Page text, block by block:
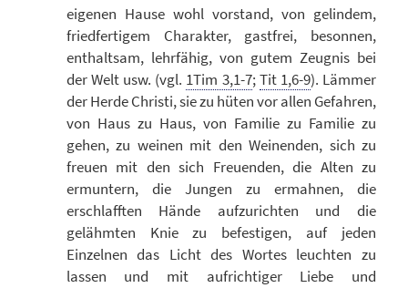
eigenen Hause wohl vorstand, von gelindem,
friedfertigem Charakter, gastfrei, besonnen,
enthaltsam, lehrfähig, von gutem Zeugnis bei
der Welt usw. (vgl. 1Tim 3,1-7;Tit 1,6-9). Lämmer
der Herde Christi, sie zu hüten vor allen Gefahren,
von Haus zu Haus, von Familie zu Familie zu
gehen, zu weinen mit den Weinenden, sich zu
freuen mit den sich Freuenden, die Alten zu
ermuntern, die Jungen zu ermahnen, die
erschlafften Hände aufzurichten und die
gelähmten Knie zu befestigen, auf jeden
Einzelnen das Licht des Wortes leuchten zu
lassen und mit aufrichtiger Liebe und